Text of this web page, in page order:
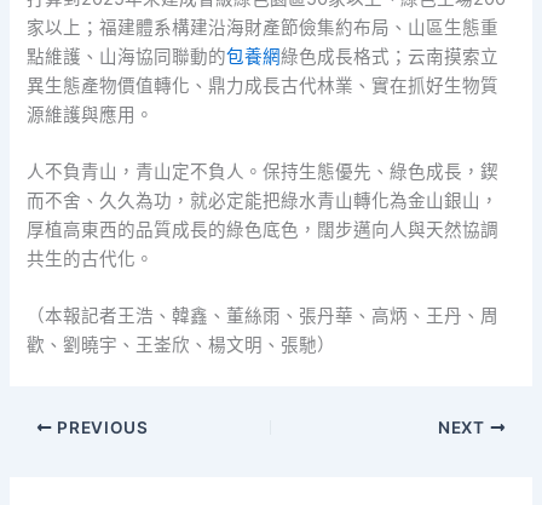
家以上；福建體系構建沿海財產節儉集約布局、山區生態重
點維護、山海協同聯動的包養網綠色成長格式；云南摸索立
異生態產物價值轉化、鼎力成長古代林業、實在抓好生物質
源維護與應用。
人不負青山，青山定不負人。保持生態優先、綠色成長，鍥
而不舍、久久為功，就必定能把綠水青山轉化為金山銀山，
厚植高東西的品質成長的綠色底色，闊步邁向人與天然協調
共生的古代化。
（本報記者王浩、韓鑫、董絲雨、張丹華、高炳、王丹、周
歡、劉曉宇、王崟欣、楊文明、張馳）
PREVIOUS NEXT